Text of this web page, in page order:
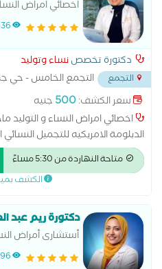
اخصائي امراض
ماجستير جامعة
دكتورة تخصصنساء وتوليد
التجمع
التجمع الخامس - حي
بين مسجد الشرطه ومسجد حسن
سعر الكشف:500 جنيه
اخصائي امراض النساء و التوليد
الدبلومة الامريكيه للتجميل
ما بعد الولادات الطبيعية علاج
المناظير الجراحيه
متاحة النهاردة من 5:30 مساءً
الكشف
دكتورة ريم عبد
أستشارى أمراض
والعقم